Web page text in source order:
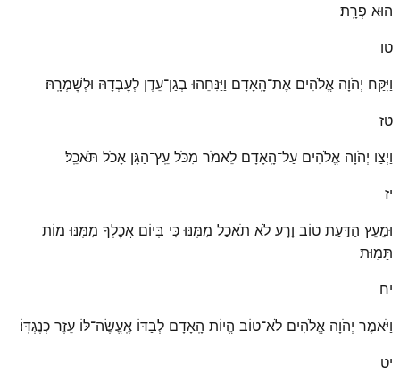
הוּא פְרָֽת׃
טו
וַיִּקַּח יְהֹוָה אֱלֹהִים אֶת־הָֽאָדָם וַיַּנִּחֵהוּ בְגַן־עֵדֶן לְעׇבְדָהּ וּלְשׇׁמְרָֽהּ׃
טז
וַיְצַו יְהֹוָה אֱלֹהִים עַל־הָֽאָדָם לֵאמֹר מִכֹּל עֵֽץ־הַגָּן אָכֹל תֹּאכֵֽל׃
יז
וּמֵעֵץ הַדַּעַת טוֹב וָרָע לֹא תֹאכַל מִמֶּנּוּ כִּי בְּיוֹם אֲכׇלְךָ מִמֶּנּוּ מוֹת
תָּמֽוּת׃
יח
וַיֹּאמֶר יְהֹוָה אֱלֹהִים לֹא־טוֹב הֱיוֹת הָֽאָדָם לְבַדּוֹ אֶֽעֱשֶׂה־לּוֹ עֵזֶר כְּנֶגְדּֽוֹ׃
יט